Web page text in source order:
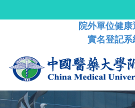
院外單位健康
實名登記系